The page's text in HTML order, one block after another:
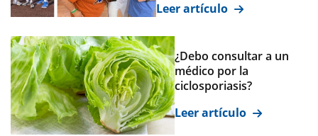
Leer artículo
¿Debo consultar a un
médico por la
ciclosporiasis?
Leer artículo